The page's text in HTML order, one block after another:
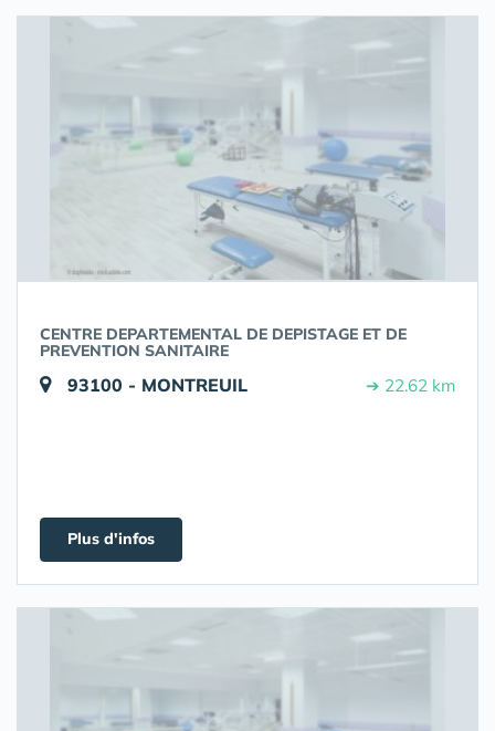
CENTRE DEPARTEMENTAL DE DEPISTAGE ET DE
PREVENTION SANITAIRE
93100 - MONTREUIL ➔ 22.62 km
Plus d'infos